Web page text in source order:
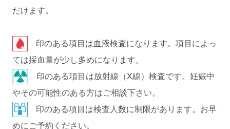
だけます。
印のある項目は血液検査になります。項目によっ
ては採血量が少し多めになります。
印のある項目は放射線（X線）検査です。妊娠中
やその可能性のある方はご相談下さい。
印のある項目は検査人数に制限があります。お早
めにご予約ください。